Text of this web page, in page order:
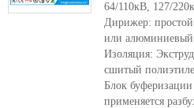
64/110кВ, 127/
Дирижер: простой
или алюминиевый
Изоляция:
сшитый
Блок
применяется